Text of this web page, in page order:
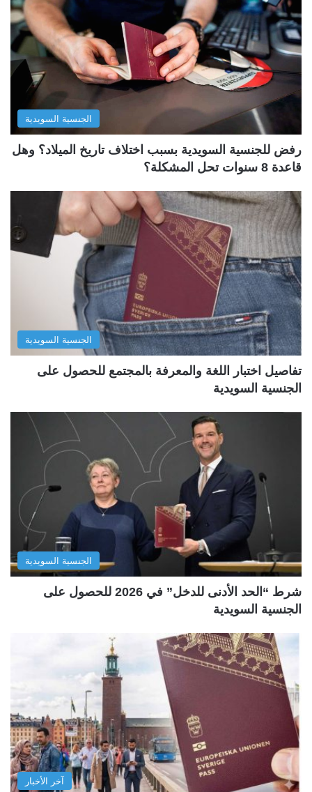
الجنسية السويدية
رفض للجنسية السويدية بسبب اختلاف تاريخ الميلاد؟ وهل
قاعدة 8 سنوات تحل المشكلة؟
الجنسية السويدية
تفاصيل اختبار اللغة والمعرفة بالمجتمع للحصول على
الجنسية السويدية
الجنسية السويدية
شرط “الحد الأدنى للدخل” في 2026 للحصول على
الجنسية السويدية
آخر الأخبار